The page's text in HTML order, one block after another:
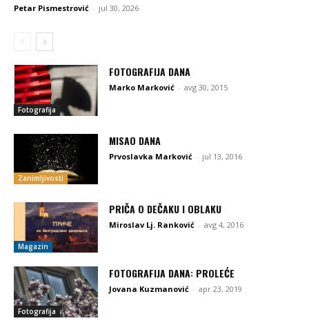
Petar Pismestrović - jul 30, 2026
Fotografija
FOTOGRAFIJA DANA
Marko Marković - avg 30, 2015
Zanimljivosti
MISAO DANA
Prvoslavka Marković - jul 13, 2016
Magazin
PRIČA O DEČAKU I OBLAKU
Miroslav Lj. Ranković - avg 4, 2016
Fotografija
FOTOGRAFIJA DANA: PROLEĆE
Jovana Kuzmanović - apr 23, 2019